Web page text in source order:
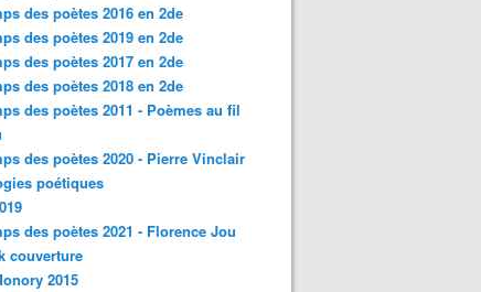
des poètes 2016 en 2de
des poètes 2019 en 2de
des poètes 2017 en 2de
des poètes 2018 en 2de
des poètes 2011 - Poèmes au fil
des poètes 2020 - Pierre Vinclair
poétiques
des poètes 2021 - Florence Jou
couverture
2015